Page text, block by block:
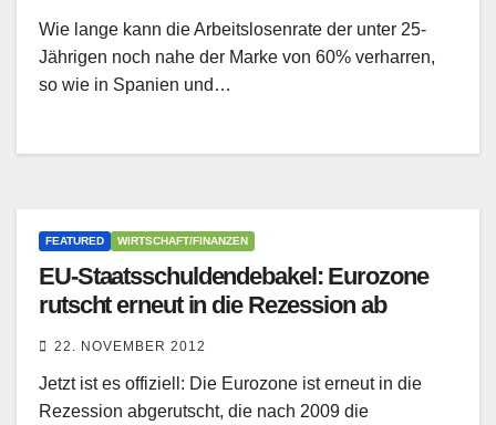
Wie lange kann die Arbeitslosenrate der unter 25-
Jährigen noch nahe der Marke von 60% verharren,
so wie in Spanien und…
FEATURED WIRTSCHAFT/FINANZEN
EU-Staatsschuldendebakel: Eurozone
rutscht erneut in die Rezession ab
22. NOVEMBER 2012
Jetzt ist es offiziell: Die Eurozone ist erneut in die
Rezession abgerutscht, die nach 2009 die